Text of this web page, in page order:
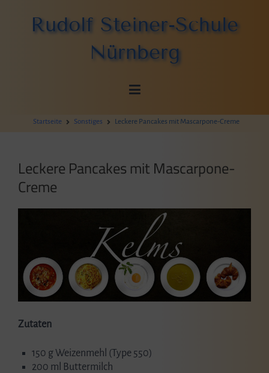
springenRudolf Steiner-Schule
Nürnberg
Startseite Sonstiges Leckere Pancakes mit Mascarpone-Creme
Leckere Pancakes mit Mascarpone-
Creme
Zutaten
150 g Weizenmehl (Type 550)
200 ml Buttermilch